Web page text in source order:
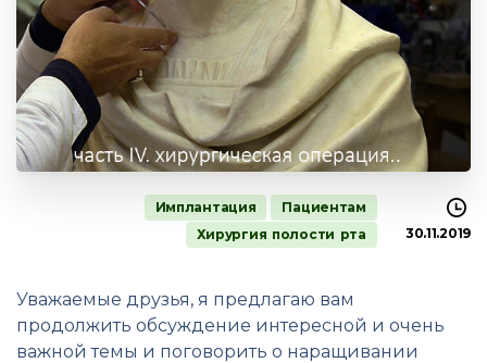
Имплантация
Пациентам
Хирургия полости рта
30.11.2019
Уважаемые друзья, я предлагаю вам
продолжить обсуждение интересной и очень
важной темы и поговорить о наращивании